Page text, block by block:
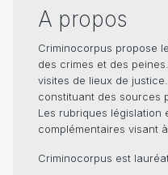
A propos
Criminocorpus propose
des crimes et des
visites de lieux de
constituant des sources
Les rubriques législation
complémentaires visant
Criminocorpus est